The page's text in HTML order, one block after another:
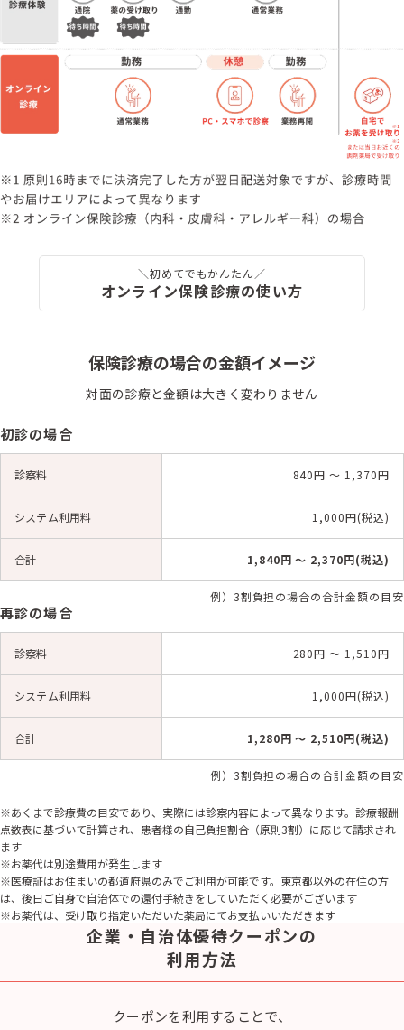
＼初めてでもかんたん／
オンライン保険診療の使い方
保険診療の場合の金額イメージ
対面の診療と金額は大きく変わりません
初診の場合
診察料 840円 〜 1,370円
システム利用料 1,000円(税込)
合計 1,840円 〜 2,370円(税込)
例）3割負担の場合の合計金額の目安
再診の場合
診察料 280円 〜 1,510円
システム利用料 1,000円(税込)
合計 1,280円 〜 2,510円(税込)
例）3割負担の場合の合計金額の目安
※あくまで診療費の目安であり、実際には診察内容によって異なります。診療報酬
点数表に基づいて計算され、患者様の自己負担割合（原則3割）に応じて請求され
ます
※お薬代は別途費用が発生します
※医療証はお住まいの都道府県のみでご利用が可能です。東京都以外の在住の方
は、後日ご自身で自治体での還付手続きをしていただく必要がございます
※お薬代は、受け取り指定いただいた薬局にてお支払いいただきます
企業・自治体優待クーポンの
利用方法
クーポンを利用することで、